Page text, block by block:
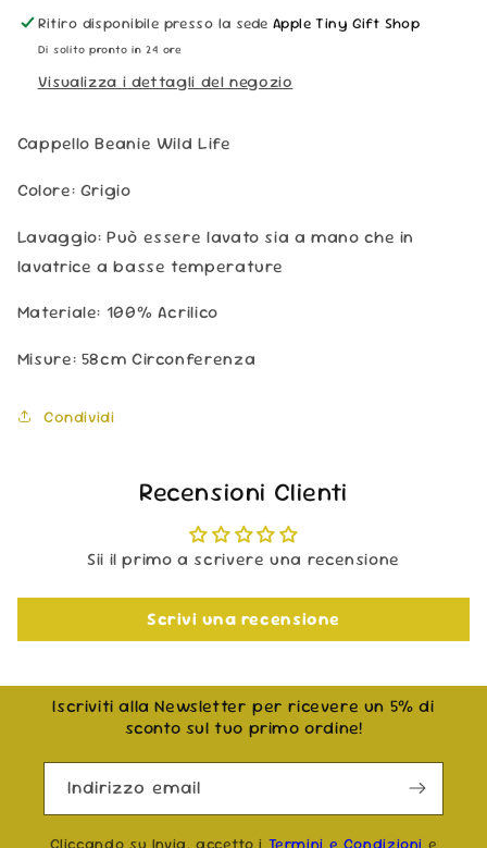
Wild
Grigio
Wild
Life
Ritiro disponibile presso la sede Apple Tiny Gift Shop
Di solito pronto in 24 ore
Visualizza i dettagli del negozio
Cappello Beanie Wild Life
Colore: Grigio
Lavaggio: Può essere lavato sia a mano che in
lavatrice a basse temperature
Materiale: 100% Acrilico
Misure: 58cm Circonferenza
Condividi
Recensioni Clienti
Sii il primo a scrivere una recensione
Scrivi una recensione
Iscriviti alla Newsletter per ricevere un 5% di
sconto sul tuo primo ordine!
Indirizzo email
Cliccando su Invia, accetto i Termini e Condizioni e